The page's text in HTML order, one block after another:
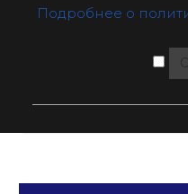
Подробнее о